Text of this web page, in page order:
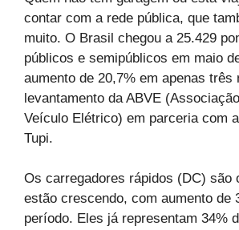
contar com a rede pública, que
muito. O Brasil chegou a 25.429
públicos e semipúblicos em maio
aumento de 20,7% em apenas três
levantamento da ABVE
Veículo Elétrico) em parceria com
Tupi.
Os carregadores rápidos (DC) são
estão crescendo, com aumento de
período. Eles já representam 34%